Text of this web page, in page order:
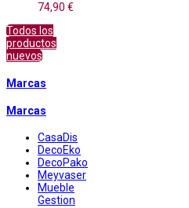
74,90 €
Todos los
productos
nuevos
Marcas
Marcas
CasaDis
DecoEko
DecoPako
Meyvaser
Mueble
Gestion